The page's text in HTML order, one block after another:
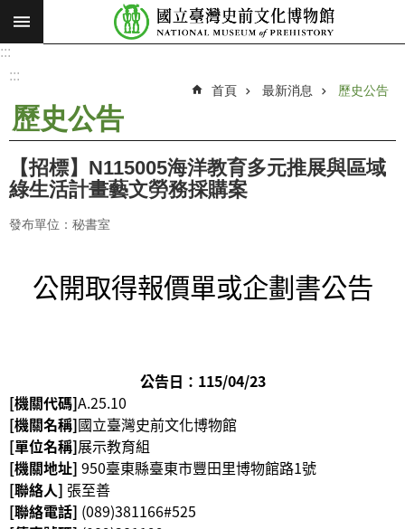
跳到主要內容區塊
搜
願
景
使
命
最
覽
學
習
探
索
:::
:::
首頁 最新消息 歷史公告
歷史公告
【招標】N115005海洋教育多元推展與區域
綠生活計畫藝文勞務採購案
發布單位：秘書室
公開取得報價單或企劃書公告
公告日：115/04/23
[機關代碼]A.25.10
[機關名稱]國立臺灣史前文化博物館
[單位名稱]展示教育組
[機關地址] 950臺東縣臺東市豐田里博物館路1號
[聯絡人] 張至善
[聯絡電話] (089)381166#525